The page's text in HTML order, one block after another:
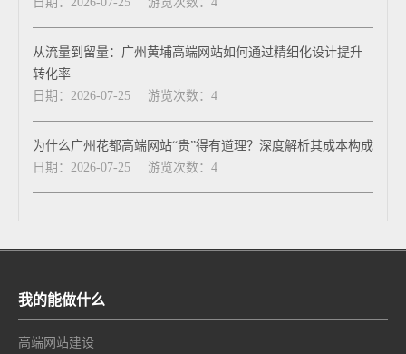
从流量到留量：广州黄埔高端网站如何通过精细化设计提升
转化率
日期：2026-07-25
游览次数：4
为什么广州花都高端网站“贵”得有道理？深度解析其成本构成
日期：2026-07-25
游览次数：4
我的能做什么
高端网站建设